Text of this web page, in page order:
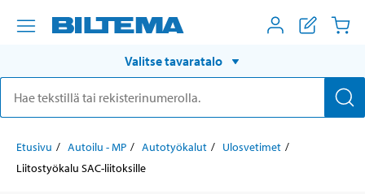
Valitse tavaratalo
Etusivu Autoilu - MP Autotyökalut
Ulosvetimet
Liitostyökalu SAC-liitoksille